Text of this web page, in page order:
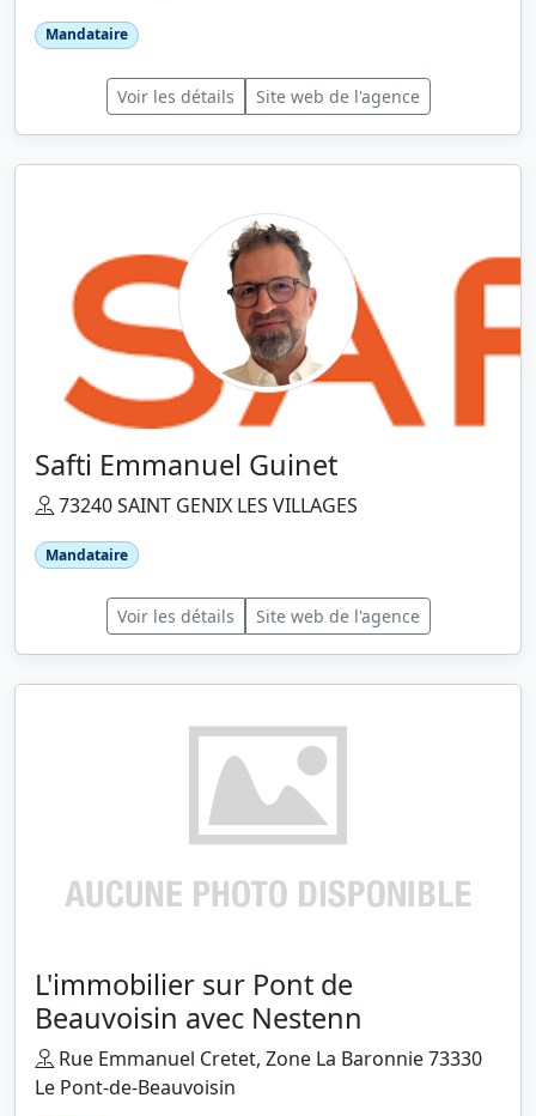
Mandataire
Voir les détails Site web de l'agence
Safti Emmanuel Guinet
73240 SAINT GENIX LES VILLAGES
Mandataire
Voir les détails Site web de l'agence
L'immobilier sur Pont de
Beauvoisin avec Nestenn
Rue Emmanuel Cretet, Zone La Baronnie 73330
Le Pont-de-Beauvoisin